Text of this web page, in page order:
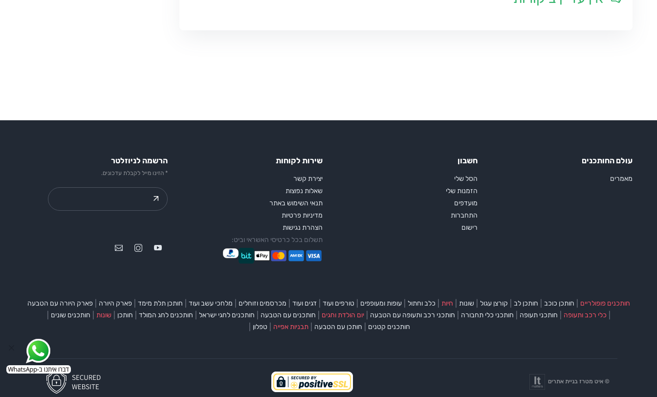
עולם החותכנים
מאמרים
חשבון
הסל שלי
הזמנות שלי
מועדפים
התחברות
רישום
שירות לקוחות
יצירת קשר
שאלות נפוצות
תנאי השימוש באתר
מדיניות פרטיות
הצהרת נגישות
תשלום בכל כרטיסי האשראי וביט:
הרשמה לניוזלטר
* הזינו מייל לקבלת עדכונים.
חותכנים פופולריים חותכן כוכב חותכן לב קורצן עגול שונות חיות כלב וחתול עופות ומעופפים טורפים ועוד דגים ועוד מכרסמים וזוחלים מלחכי עשב ועוד חותכן תלת מימד פארק היורה פארק היורה עם הטבעה
כלי רכב ותעופה חותכני תעופה חותכני כלי תחבורה חותכני רכב ותעופה עם הטבעה יום הולדת וחגים חותכנים עם הטבעה חותכנים לחגי ישראל חותכנים לחג המולד חותכן שונות חותכנים שונים
חותכנים קטנים חותכן עם הטבעה תבניות אפייה טפלון
© איט מטרז בניית אתרים